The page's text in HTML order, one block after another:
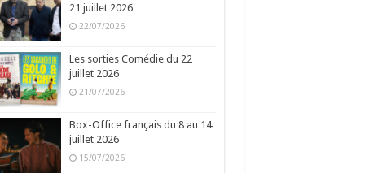
21 juillet 2026
22/07/2026
Les sorties Comédie du 22
juillet 2026
21/07/2026
Box-Office français du 8 au 14
juillet 2026
15/07/2026